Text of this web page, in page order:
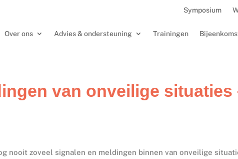
Symposium
Over ons Advies & ondersteuning Trainingen
van onveilige situaties
nooit zoveel signalen en meldingen binnen van onveilige